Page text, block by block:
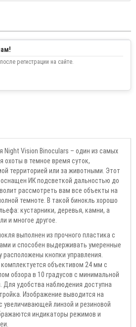
регистрации на сайте.
Night Vision Binoculars – один из самых
охоты в темное время суток,
территорией или за животными. Этот
ИК подсветкой дальностью до
рассмотреть вам все объекты на
темноте. В такой бинокль хорошо
кустарники, деревья, камни, а
и многое другое.
выполнен из прочного пластика с
и способен выдерживать умеренные
кнопки управления.
объективом 24 мм с
обзора в 10 градусов с минимальной
Для удобства наблюдения доступна
Изображение выводится на
увеличивающей линзой и резиновой
индикаторы режимов и